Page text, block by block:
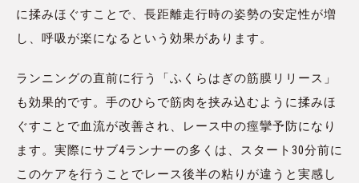
に揉みほぐすことで、長距離走行時の姿勢の安定性が増
し、呼吸が楽になるという効果があります。
ランニングの直前に行う「ふくらはぎの筋膜リリース」
も効果的です。手のひらで筋肉を挟み込むように揉みほ
ぐすことで血流が改善され、レース中の痙攣予防になり
ます。実際にサブ4ランナーの多くは、スタート30分前に
このケアを行うことでレース後半の粘りが違うと実感し